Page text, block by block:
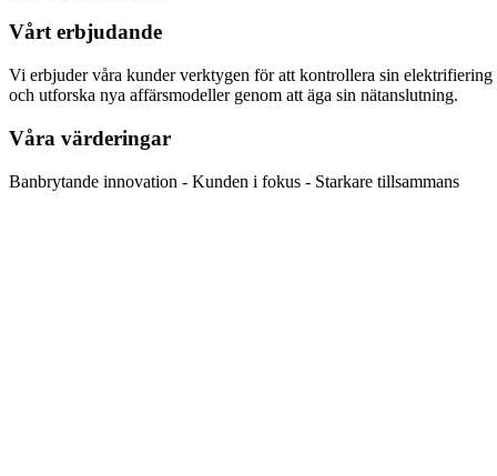
Vårt erbjudande
Vi erbjuder våra kunder verktygen för att kontrollera sin elektrifiering
och utforska nya affärsmodeller genom att äga sin nätanslutning.
Våra värderingar
Banbrytande innovation - Kunden i fokus - Starkare tillsammans